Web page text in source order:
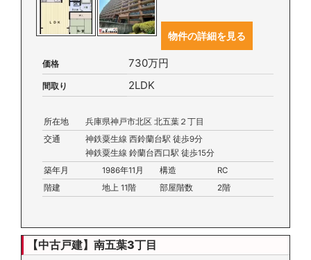
物件の詳細を見る
価格 730万円
間取り 2LDK
所在地
兵庫県神戸市北区 北五葉２丁目
交通
神鉄粟生線 西鈴蘭台駅 徒歩9分
神鉄粟生線 鈴蘭台西口駅 徒歩15分
築年月
1986年11月 構造
RC
階建
地上 11階 部屋階数 2階
【中古戸建】南五葉3丁目